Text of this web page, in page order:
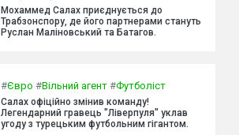
Мохаммед Салах приєднується до
Трабзонспору, де його партнерами стануть
Руслан Маліновський та Батагов.
#Євро #Вільний агент #Футболіст
Салах офіційно змінив команду!
Легендарний гравець "Ліверпуля" уклав
угоду з турецьким футбольним гігантом.